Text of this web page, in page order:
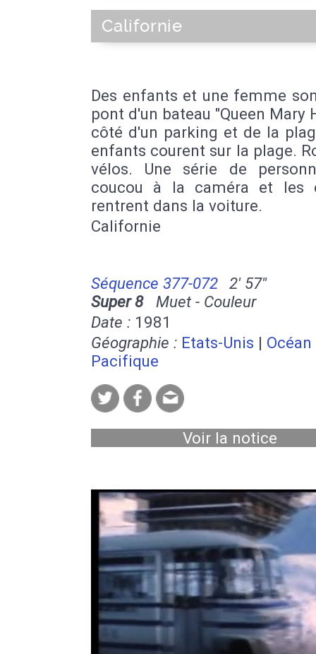
Californie
Des enfants et une femme
pont d'un bateau "Queen Mary
côté d'un parking et de la
enfants courent sur la plage.
vélos. Une série de
coucou à la caméra et les
rentrent dans la voiture.
Californie
Séquence 377-072
2' 57''
Super 8Muet - Couleur
Date : 1981
Géographie : Etats-Unis | Océan
Pacifique
Voir la notice